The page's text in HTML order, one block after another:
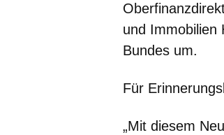
und Immobilien
Bundes um.
Für
„Mit diesem